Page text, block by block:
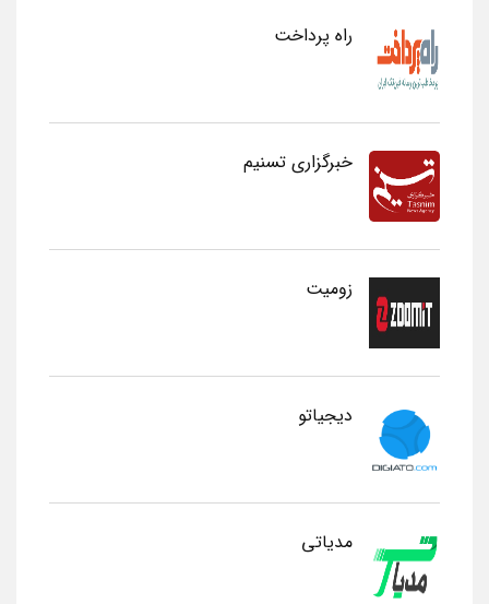
راه پرداخت
خبرگزاری تسنیم
زومیت
دیجیاتو
مدیاتی